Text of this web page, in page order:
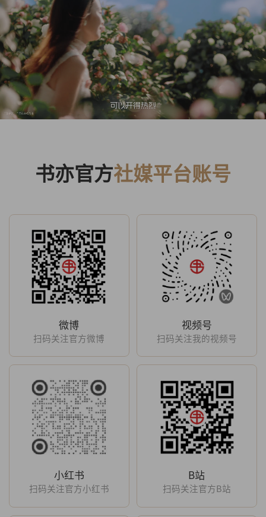
书亦官方社媒平台账号
微博
扫码关注官方微博
视频号
扫码关注我的视频号
小红书
扫码关注官方小红书
B站
扫码关注官方B站